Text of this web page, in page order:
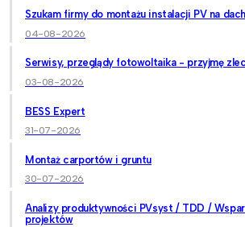
Szukam firmy do montażu instalacji PV na
04-08-2026
Serwisy, przeglądy fotowoltaika - przyjmę
03-08-2026
BESS Expert
31-07-2026
Montaż carportów i gruntu
30-07-2026
Analizy produktywności PVsyst / TDD /
projektów